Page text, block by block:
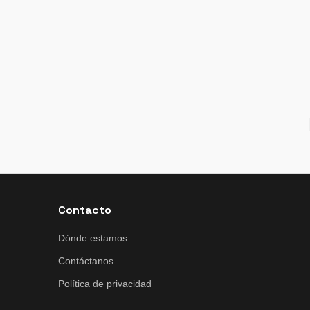
Contacto
Dónde estamos
Contáctanos
Política de privacidad